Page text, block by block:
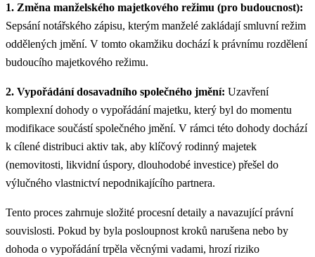
1. Změna manželského majetkového režimu (pro budoucnost):
Sepsání notářského zápisu, kterým manželé zakládají smluvní režim
oddělených jmění. V tomto okamžiku dochází k právnímu rozdělení
budoucího majetkového režimu.
2. Vypořádání dosavadního společného jmění: Uzavření
komplexní dohody o vypořádání majetku, který byl do momentu
modifikace součástí společného jmění. V rámci této dohody dochází
k cílené distribuci aktiv tak, aby klíčový rodinný majetek
(nemovitosti, likvidní úspory, dlouhodobé investice) přešel do
výlučného vlastnictví nepodnikajícího partnera.
Tento proces zahrnuje složité procesní detaily a navazující právní
souvislosti. Pokud by byla posloupnost kroků narušena nebo by
dohoda o vypořádání trpěla věcnými vadami, hrozí riziko